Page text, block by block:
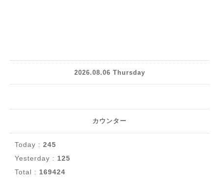
2026.08.06 Thursday
カウンター
Today : 245
Yesterday : 125
Total : 169424